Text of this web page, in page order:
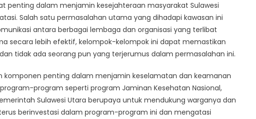
penting dalam menjamin kesejahteraan masyarakat Sulawesi
Salah satu permasalahan utama yang dihadapi kawasan ini
antara berbagai lembaga dan organisasi yang terlibat
secara lebih efektif, kelompok-kelompok ini dapat memastikan
tidak ada seorang pun yang terjerumus dalam permasalahan ini.
komponen penting dalam menjamin keselamatan dan keamanan
program seperti program Jaminan Kesehatan Nasional,
Sulawesi Utara berupaya untuk mendukung warganya dan
berinvestasi dalam program-program ini dan mengatasi